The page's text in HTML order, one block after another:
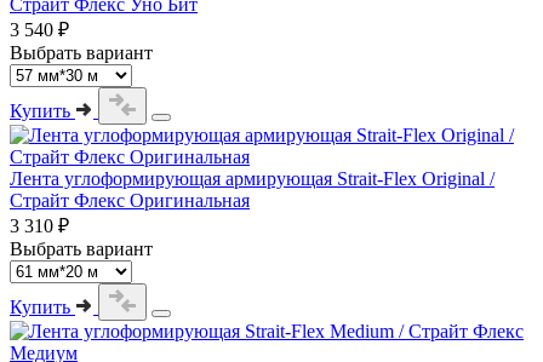
3 540 ₽
Выбрать вариант
Купить
Лента углоформирующая армирующая Strait-Flex Original /
Страйт Флекс Оригинальная
3 310 ₽
Выбрать вариант
Купить